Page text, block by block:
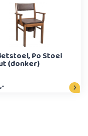
Po Stoel
(donker)